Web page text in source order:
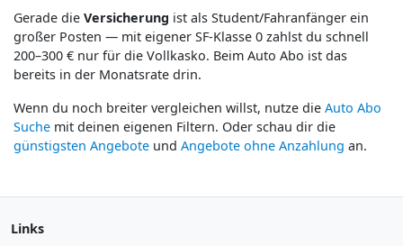
Gerade die Versicherung ist als Student/Fahranfänger ein
großer Posten — mit eigener SF-Klasse 0 zahlst du schnell
200–300 € nur für die Vollkasko. Beim Auto Abo ist das
bereits in der Monatsrate drin.
Wenn du noch breiter vergleichen willst, nutze die Auto Abo
Suche mit deinen eigenen Filtern. Oder schau dir die
günstigsten Angebote und Angebote ohne Anzahlung an.
Links